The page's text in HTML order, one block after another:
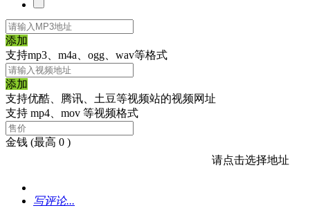
添加
支持mp3、m4a、ogg、wav等格式
添加
支持优酷、腾讯、土豆等视频站的视频网址
支持 mp4、mov 等视频格式
金钱 (最高 0 )
请点击选择地址
写评论...